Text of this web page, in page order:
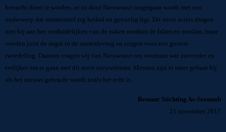
betracht dient te worden, er zo door Nieuwsuur omgegaan wordt met een
onderwerp dat momenteel erg heikel en gevoelig ligt. Dit soort acties dragen
niet bij aan het verduidelijken van de zaken rondom de Islam en moslim, maar
voeden juist de angst in de samenleving en zorgen voor een grotere
tweedeling. Daarom vragen wij van Nieuwsuur om voortaan wat zuiverder en
eerlijker om te gaan met dit soort nieuwsitems. Mensen zijn er meer gebaat bij
als het nieuws gebracht wordt zoals het echt is.
Bestuur Stichting As-Soennah
21 november 2017